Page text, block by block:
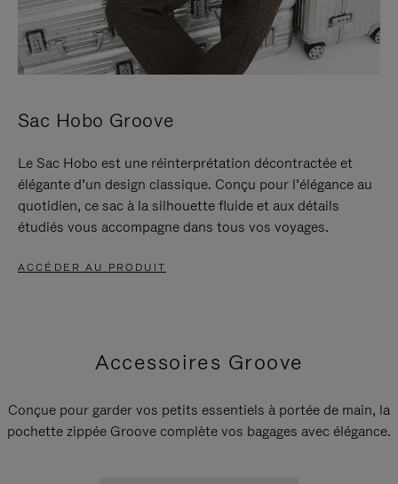
Sac Hobo Groove
Le Sac Hobo est une réinterprétation décontractée et
élégante d’un design classique. Conçu pour l’élégance au
quotidien, ce sac à la silhouette fluide et aux détails
étudiés vous accompagne dans tous vos voyages.
ACCÉDER AU PRODUIT
Accessoires Groove
Conçue pour garder vos petits essentiels à portée de main, la
pochette zippée Groove complète vos bagages avec élégance.